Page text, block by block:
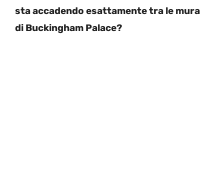
sta accadendo esattamente tra le mura
di Buckingham Palace?